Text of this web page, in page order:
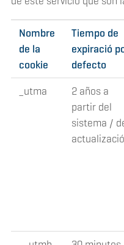
Nombre
de la
cookie
Tiempo de
expiració
defecto
_utma
2 años a
partir del
sistema /